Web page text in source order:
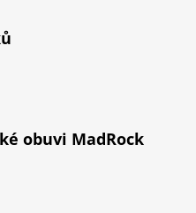
obuvi MadRock